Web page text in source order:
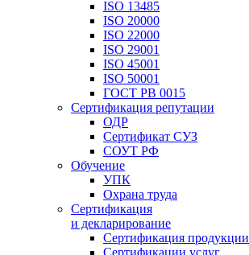
ISO 13485
ISO 20000
ISO 22000
ISO 29001
ISO 45001
ISO 50001
ГОСТ РВ 0015
Сертификация репутации
ОДР
Сертификат СУЗ
СОУТ РФ
Обучение
УПК
Охрана труда
Сертификация
и декларирование
Сертификация продукции
Сертификации услуг